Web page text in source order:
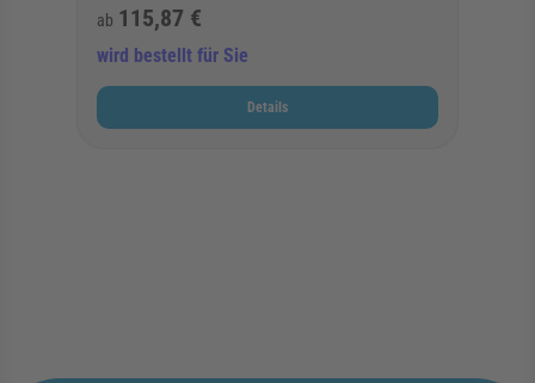
ab 115,87 €
wird bestellt für Sie
Details